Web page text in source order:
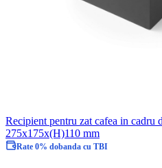
Recipient pentru zat cafea in
275x175x(H)110 mm
Rate 0% dobanda cu TBI